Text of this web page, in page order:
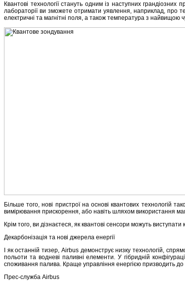
Квантові технології стануть одним із наступних
лабораторії ви зможете отримати уявлення, наприклад, про
електричні та магнітні поля, а також температура з найвищою
Більше того, нові пристрої на основі квантових технологій
вимірювання прискорення, або навіть шляхом використання
Крім того, ви дізнаєтеся, як квантові сенсори можуть
Декарбонізація та нові джерела енергії
І як останній тизер, Airbus демонструє низку технологій,
польоти та водневі паливні елементи. У гібридній
споживання палива. Краще управління енергією призводить
Прес-служба Airbus